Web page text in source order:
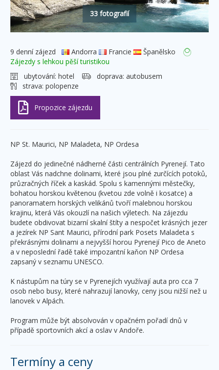
33 fotografií
9 denní zájezd Andorra Francie
Španělsko
Zájezdy s lehkou pěší turistikou
ubytování: hotel doprava: autobusem
strava: polopenze
NP St. Maurici, NP Maladeta, NP Ordesa
Zájezd do jedinečné nádherné části centrálních Pyrenejí. Tato
oblast Vás nadchne dolinami, které jsou plné zurčících potoků,
průzračných říček a kaskád. Spolu s kamennými městečky,
bohatou horskou květenou (kvetou zde volně i kosatce) a
panoramatem horských velikánů tvoří malebnou horskou
krajinu, která Vás okouzlí na našich výletech. Na zájezdu
budete obdivovat bizarní skalní štíty a nespočet krásných jezer
a jezírek NP Sant Maurici, přírodní park Posets Maladeta s
překrásnými dolinami a nejvyšší horou Pyrenejí Pico de Aneto
a v neposlední řadě také impozantní kaňon NP Ordesa
zapsaný v seznamu UNESCO.
K nástupům na túry se v Pyrenejích využívají auta pro cca 7
osob nebo busy, které nahrazují lanovky, ceny jsou nižší než u
lanovek v Alpách.
Program může být absolvován v opačném pořadí dnů v
případě sportovních akcí a oslav v Andoře.
Termíny a ceny